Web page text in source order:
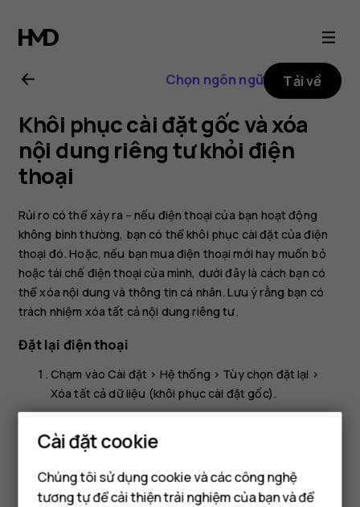
Hướng
dẫn
sử
dụng
Nokia
2.1
Chọn ngôn ngữ Tải về
Khôi phục cài đặt gốc và xóa
nội dung riêng tư khỏi điện
thoại
Rủi ro có thể xảy ra – nếu điện thoại của bạn hoạt động
không bình thường, bạn có thể khôi phục cài đặt của điện
thoại đó. Hoặc, nếu bạn mua điện thoại mới hay muốn bỏ
hoặc tái chế điện thoại của mình, dưới đây là cách bạn có
thể xóa nội dung và thông tin cá nhân. Lưu ý rằng bạn có
trách nhiệm xóa tất cả nội dung riêng tư.
Đặt lại điện thoại
Chạm vàoCài đặt > Hệ thống > Tùy chọn đặt lại >
Xóa tất cả dữ liệu (khôi phục cài đặt gốc).
Cài đặt cookie
Chúng tôi sử dụng cookie và các công nghệ
tương tự để cải thiện trải nghiệm của bạn và để